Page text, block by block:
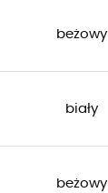
beżowy
biały
beżowy